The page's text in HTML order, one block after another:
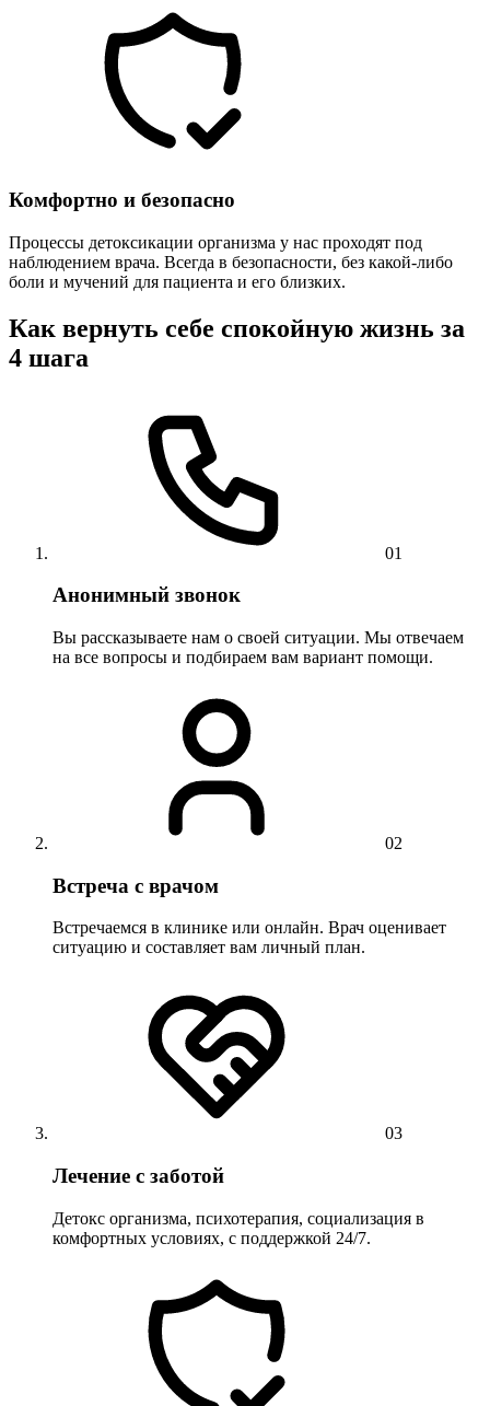
Комфортно и безопасно
Процессы детоксикации организма у нас проходят под
наблюдением врача. Всегда в безопасности, без какой-либо
боли и мучений для пациента и его близких.
Как вернуть себе спокойную жизнь за
4 шага
01
Анонимный звонок
Вы рассказываете нам о своей ситуации. Мы отвечаем
на все вопросы и подбираем вам вариант помощи.
02
Встреча с врачом
Встречаемся в клинике или онлайн. Врач оценивает
ситуацию и составляет вам личный план.
03
Лечение с заботой
Детокс организма, психотерапия, социализация в
комфортных условиях, с поддержкой 24/7.